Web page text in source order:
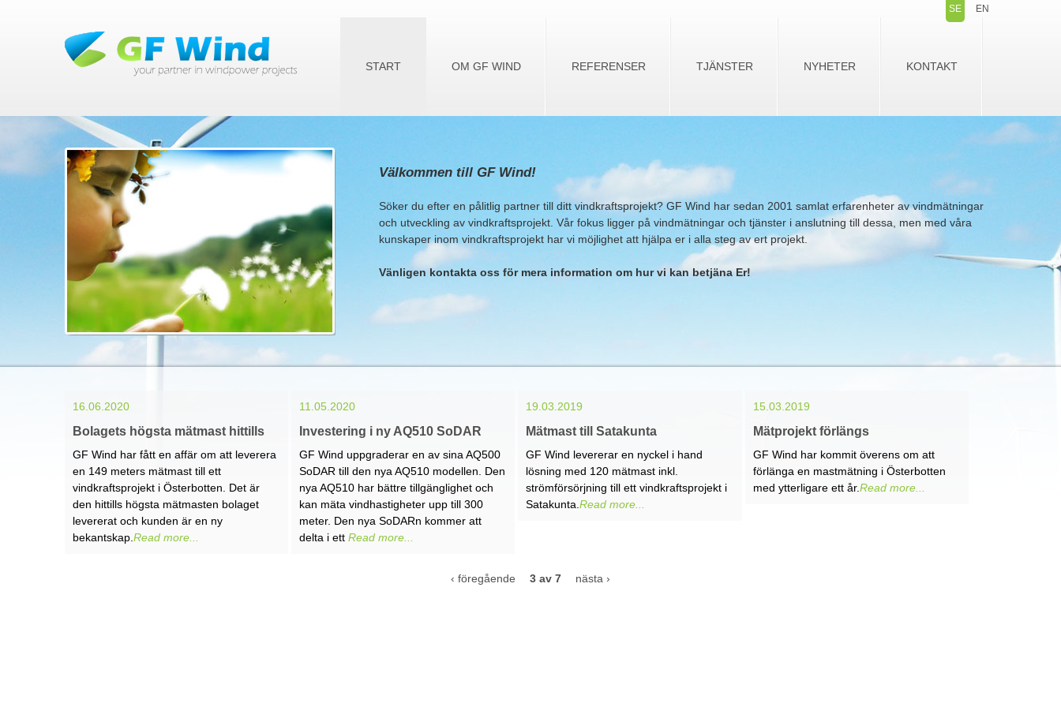
SE EN
START OM GF WIND REFERENSER TJÄNSTER NYHETER KONTAKT
Välkommen till GF Wind!
Söker du efter en pålitlig partner till ditt vindkraftsprojekt? GF Wind har sedan 2001 samlat erfarenheter av vindmätningar
och utveckling av vindkraftsprojekt. Vår fokus ligger på vindmätningar och tjänster i anslutning till dessa, men med våra
kunskaper inom vindkraftsprojekt har vi möjlighet att hjälpa er i alla steg av ert projekt.
Vänligen kontakta oss för mera information om hur vi kan betjäna Er!
16.06.2020
Bolagets högsta mätmast hittills
GF Wind har fått en affär om att leverera
en 149 meters mätmast till ett
vindkraftsprojekt i Österbotten. Det är
den hittills högsta mätmasten bolaget
levererat och kunden är en ny
bekantskap. Read more...
11.05.2020
Investering i ny AQ510 SoDAR
GF Wind uppgraderar en av sina AQ500
SoDAR till den nya AQ510 modellen. Den
nya AQ510 har bättre tillgänglighet och
kan mäta vindhastigheter upp till 300
meter. Den nya SoDARn kommer att
delta i ettRead more...
19.03.2019
Mätmast till Satakunta
GF Wind levererar en nyckel i hand
lösning med 120 mätmast inkl.
strömförsörjning till ett vindkraftsprojekt i
Satakunta.Read more...
15.03.2019
Mätprojekt förlängs
GF Wind har kommit överens om att
förlänga en mastmätning i Österbotten
med ytterligare ett år.Read more...
‹ föregående 3 av 7 nästa ›